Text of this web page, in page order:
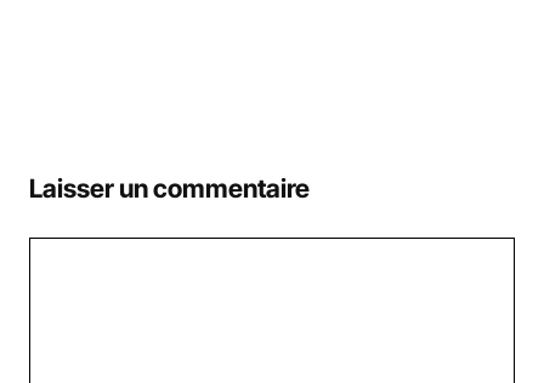
Laisser un commentaire